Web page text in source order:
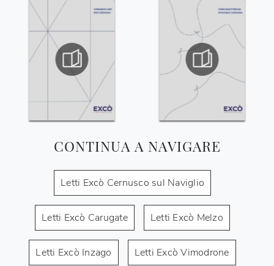
CONTINUA A NAVIGARE
Letti Excò Cernusco sul Naviglio
Letti Excò Carugate Letti Excò Melzo
Letti Excò Inzago Letti Excò Vimodrone